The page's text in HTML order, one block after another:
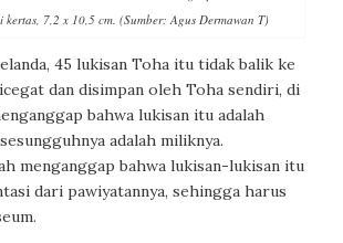
kertas, 7,2 x 10,5 cm. (Sumber: Agus Dermawan T)
45 lukisan Toha itu tidak balik ke
dan disimpan oleh Toha sendiri, di
bahwa lukisan itu adalah
adalah miliknya.
menganggap bahwa lukisan-lukisan itu
dari pawiyatannya, sehingga harus